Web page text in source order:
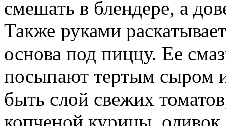
смешать в блендере, а
Также руками
основа под пиццу. Ее
посыпают тертым сыром
быть слой свежих
копченой курицы,